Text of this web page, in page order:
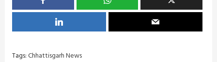
Tags:Chhattisgarh News